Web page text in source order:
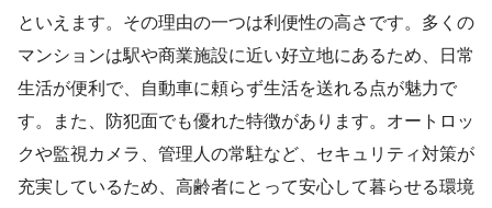
といえます。その理由の一つは利便性の高さです。多くの
マンションは駅や商業施設に近い好立地にあるため、日常
生活が便利で、自動車に頼らず生活を送れる点が魅力で
す。また、防犯面でも優れた特徴があります。オートロッ
クや監視カメラ、管理人の常駐など、セキュリティ対策が
充実しているため、高齢者にとって安心して暮らせる環境